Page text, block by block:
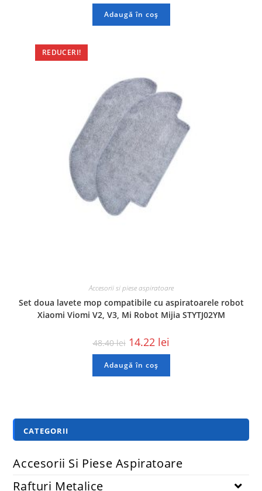
Adaugă în coș
REDUCERI!
Accesorii si piese aspiratoare
Set doua lavete mop compatibile cu aspiratoarele robot
Xiaomi Viomi V2, V3, Mi Robot Mijia STYTJ02YM
48.40lei 14.22 lei
Adaugă în coș
CATEGORII
Accesorii Si Piese Aspiratoare
Rafturi Metalice